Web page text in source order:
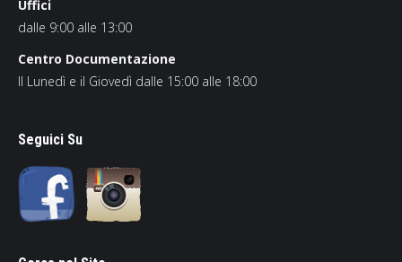
Uffici
dalle 9:00 alle 13:00
Centro Documentazione
Il Lunedì e il Giovedì dalle 15:00 alle 18:00
Seguici Su